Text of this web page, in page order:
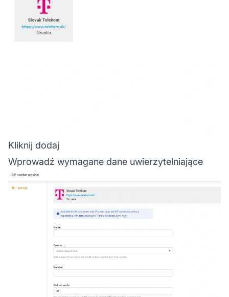
Kliknij dodaj
Wprowadź wymagane dane uwierzytelniające